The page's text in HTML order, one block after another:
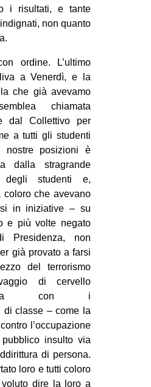
in
tw
bsky
ms
SEARCH
i risultati, e tante
non quanto
ordine. L’ultimo
a Venerdì, e la
che già avevamo
chiamata
dal Collettivo per
a tutti gli studenti
posizioni è
dalla stragrande
degli studenti e,
coloro che avevano
in iniziative – su
e più volte negato
Presidenza, non
già provato a farsi
del terrorismo
di cervello
con i
di classe – come la
l’occupazione
insulto via
di persona.
loro e tutti coloro
dire la loro a